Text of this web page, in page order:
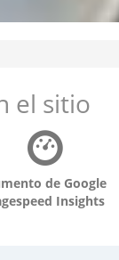
el sitio
de Google
Insights